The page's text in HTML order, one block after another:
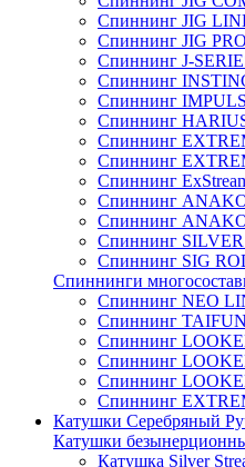
Спиннинг JIG
Спиннинг JIG PRO
Спиннинг J-
Спиннинг
Спиннинг
Спиннинг
Спиннинг
Спиннинг
Спиннинг
Спиннинг
Спиннинг
Спиннинг
Спиннинг SIG
Спиннинги
Спиннинг NEO
Спиннинг
Спиннинг
Спиннинг
Спиннинг
Спиннинг
Катушки Серебряный
Катушки
Катушка Silver